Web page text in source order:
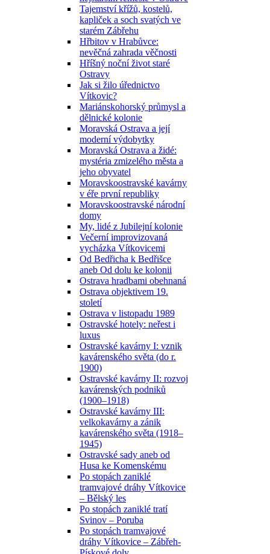
Tajemství křížů, kostelů,
kapliček a soch svatých ve
starém Zábřehu
Hřbitov v Hrabůvce:
nevěčná zahrada věčnosti
Hříšný noční život staré
Ostravy
Jak si žilo úřednictvo
Vítkovic?
Mariánskohorský průmysl a
dělnické kolonie
Moravská Ostrava a její
moderní výdobytky
Moravská Ostrava a židé:
mystéria zmizelého města a
jeho obyvatel
Moravskoostravské kavárny
v éře první republiky
Moravskoostravské národní
domy
My, lidé z Jubilejní kolonie
Večerní improvizovaná
vycházka Vítkovicemi
Od Bedřicha k Bedřišce
aneb Od dolu ke kolonii
Ostrava hradbami obehnaná
Ostrava objektivem 19.
století
Ostrava v listopadu 1989
Ostravské hotely: neřest i
luxus
Ostravské kavárny I: vznik
kavárenského světa (do r.
1900)
Ostravské kavárny II: rozvoj
kavárenských podniků
(1900–1918)
Ostravské kavárny III:
velkokavárny a zánik
kavárenského světa (1918–
1945)
Ostravské sady aneb od
Husa ke Komenskému
Po stopách zaniklé
tramvajové dráhy Vítkovice
– Bělský les
Po stopách zaniklé tratí
Svinov – Poruba
Po stopách tramvajové
dráhy Vítkovice – Zábřeh-